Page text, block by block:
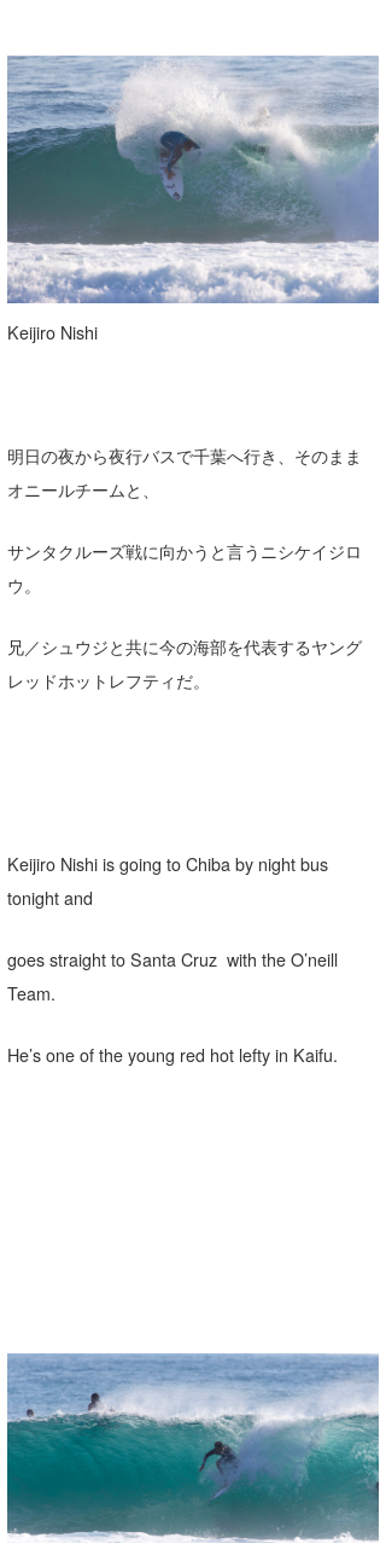
Keijiro Nishi
明日の夜から夜行バスで千葉へ行き、そのまま
オニールチームと、
サンタクルーズ戦に向かうと言うニシケイジロ
ウ。
兄／シュウジと共に今の海部を代表するヤング
レッドホットレフティだ。
Keijiro Nishi is going to Chiba by night bus
tonight and
goes straight to Santa Cruz with the O’neill
Team.
He’s one of the young red hot lefty in Kaifu.